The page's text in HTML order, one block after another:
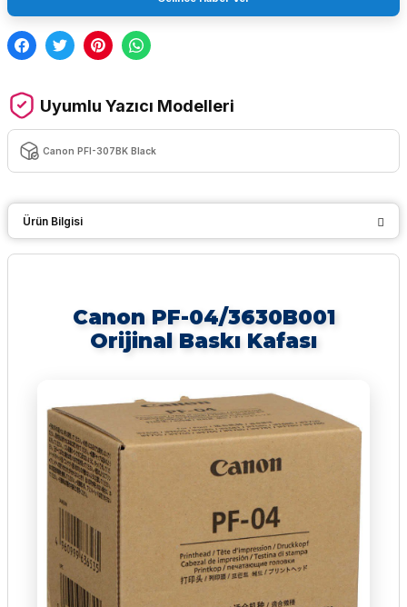
Uyumlu Yazıcı Modelleri
Canon PFI-307BK Black
Ürün Bilgisi
Canon PF-04/3630B001
Orijinal Baskı Kafası